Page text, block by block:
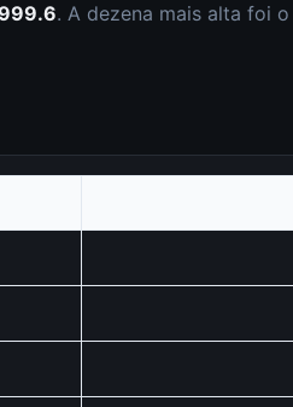
. A dezena mais alta foi o